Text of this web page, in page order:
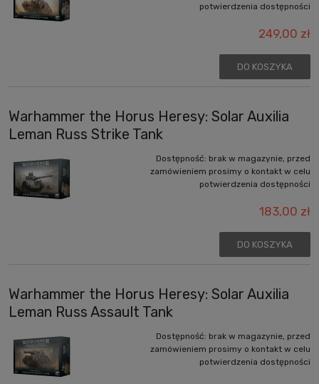
potwierdzenia dostępności
249,00 zł
DO KOSZYKA
Warhammer the Horus Heresy: Solar Auxilia
Leman Russ Strike Tank
Dostępność: brak w magazynie, przed
zamówieniem prosimy o kontakt w celu
potwierdzenia dostępności
183,00 zł
DO KOSZYKA
Warhammer the Horus Heresy: Solar Auxilia
Leman Russ Assault Tank
Dostępność: brak w magazynie, przed
zamówieniem prosimy o kontakt w celu
potwierdzenia dostępności